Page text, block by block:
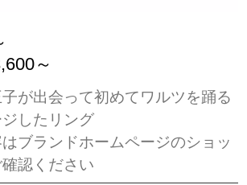
～
が出会って初めてワルツを踊る
したリング
ブランドホームページのショッ
認ください